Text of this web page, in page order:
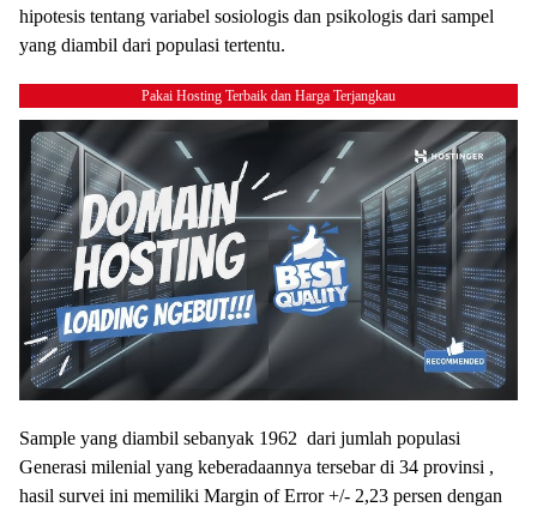
hipotesis tentang variabel sosiologis dan psikologis dari sampel
yang diambil dari populasi tertentu.
Pakai Hosting Terbaik dan Harga Terjangkau
Sample yang diambil sebanyak 1962 dari jumlah populasi
Generasi milenial yang keberadaannya tersebar di 34 provinsi ,
hasil survei ini memiliki Margin of Error +/- 2,23 persen dengan